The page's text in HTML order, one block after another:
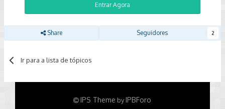
Entrar Agora
Share Seguidores 2
Ir para a lista de tópicos
IPS Theme byIPBForo